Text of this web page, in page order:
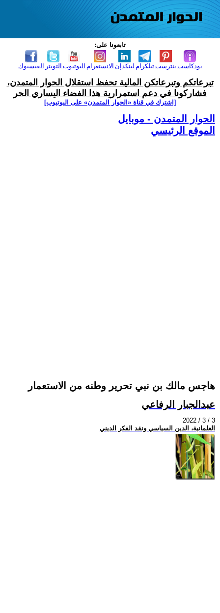
تابعونا على:
الفيسبوك التويتر اليوتيوب الانستغرام لينكدإن تيلكرامبنترست بودكاست
تبرعاتكم وتبرعاتكن المالية تحفظ استقلال الحوار المتمدن،
فشاركونا في دعم استمرارية هذا الفضاء اليساري الحر
[اشترك في قناة ‫«الحوار المتمدن» على اليوتيوب]
الحوار المتمدن - موبايل
الموقع الرئيسي
هاجس مالك بن نبي تحرير وطنه من الاستعمار
عبدالجبار الرفاعي
2022 / 3 / 3
العلمانية، الدين السياسي ونقد الفكر الديني